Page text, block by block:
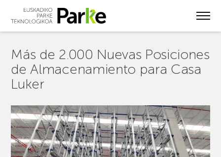
Más de 2.000 Nuevas Posiciones
de Almacenamiento para Casa
Luker